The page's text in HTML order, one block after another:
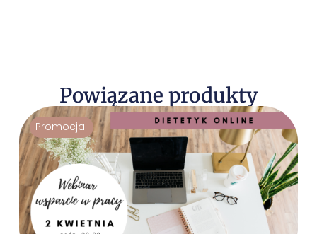
Powiązane produkty
Promocja!